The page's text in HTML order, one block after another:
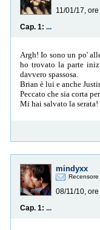
11/01/17,
Cap. 1: ...
Argh! Io sono un po'
ho trovato la parte
davvero spassosa.
Brian è lui e anche
Peccato che sia corta
Mi hai salvato la serata!
mindyxx
08/11/10, ore
Cap. 1: ...